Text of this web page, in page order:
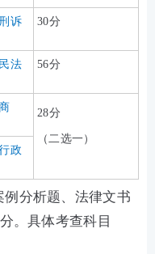
诉
30分
法
56分
28分
（二选一）
政
分析题、法律文书
。具体考查科目